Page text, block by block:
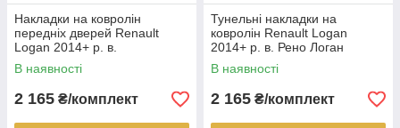
Накладки на ковролін
передніх дверей Renault
Logan 2014+ р. в.
В наявності
2 165 ₴/комплект
Тунельні накладки на
ковролін Renault Logan
2014+ р. в. Рено Логан
В наявності
2 165 ₴/комплект